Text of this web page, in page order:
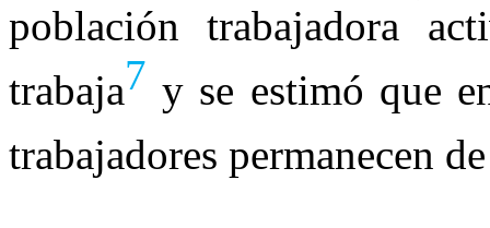
población trabajadora
trabaja7 y se estimó que
trabajadores permanecen